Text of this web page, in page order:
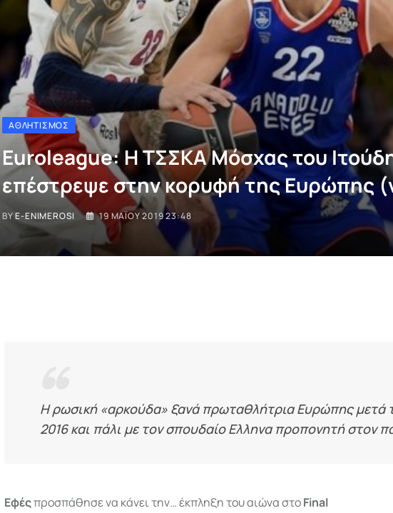
ΑΘΛΗΤΙΣΜΌΣ
Euroleague: H ΤΣΣΚΑ Μόσχας του
επέστρεψε στην κορυφή της Ευρώπης
BYE-ENIMEROSI 19 ΜΑΪ́ΟΥ 2019 23:48
Η ρωσική «αρκούδα» ξανά πρωταθλήτρια Ευρώπης μετά
2016 και πάλι με τον σπουδαίο Ελληνα προπονητή στον
Εφέςπροσπάθησε να κάνει την… έκπληξη του αιώνα στοFinal